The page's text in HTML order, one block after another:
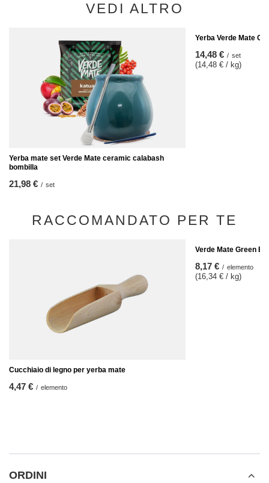
VEDI ALTRO
Yerba mate set Verde Mate ceramic calabash
bombilla
21,98 € / set
Yerba Verde Mate
14,48 € / set
(14,48 € / kg)
RACCOMANDATO PER TE
Cucchiaio di legno per yerba mate
4,47 € / elemento
Verde Mate Green
8,17 € / elemento
(16,34 € / kg)
ORDINI